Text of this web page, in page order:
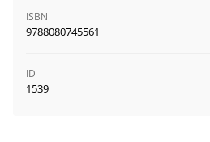
ISBN
9788080745561
ID
1539